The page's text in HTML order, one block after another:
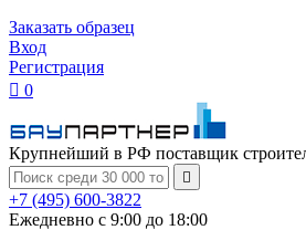
Заказать образец
Вход
Регистрация
 0
Крупнейший в РФ поставщик

+7 (495) 600-3822
Ежедневно с 9:00 до 18:00